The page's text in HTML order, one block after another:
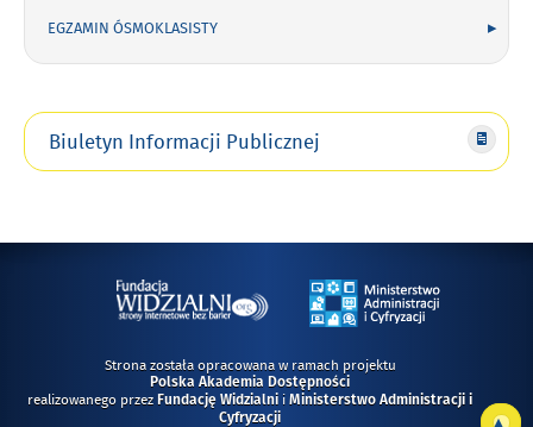
EGZAMIN ÓSMOKLASISTY
Biuletyn Informacji Publicznej
Strona została opracowana w ramach projektu
Polska Akademia Dostępności
realizowanego przezFundację Widzialni iMinisterstwo Administracji i
Cyfryzacji
Do